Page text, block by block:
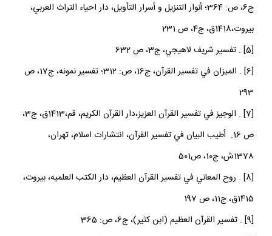
ج‏6، ص: 364؛ أنوار التنزيل و أسرار التأويل، دار احياء التراث العربي،
بيروت،1418ق، ج‏4، ص 231
[5] . تفسير شريف لاهيجي، ج‏3، ص 632
[6] . الميزان في تفسير القرآن، ج‏16، ص: 312؛ تفسير نمونه، ج‏17، ص
293
[7] . الوجيز في تفسير القرآن العزيز،دار القرآن الكريم، قم،1413ق، ج‏3،
ص 16. أطيب البيان في تفسير القرآن، انتشارات اسلام، تهران،
1378ش، ج‏10، ص501
[8] . روح المعاني في تفسير القرآن العظيم، دار الكتب العلميه، بيروت،
1415ق، ج‏11، ص 197
[9] . تفسير القرآن العظيم (ابن كثير)، ج‏6، ص: 365